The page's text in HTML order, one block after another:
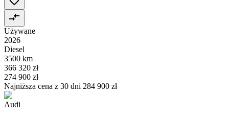
Używane
2026
Diesel
3500 km
366 320 zł
274 900 zł
Najniższa cena z 30 dni 284 900 zł
Audi